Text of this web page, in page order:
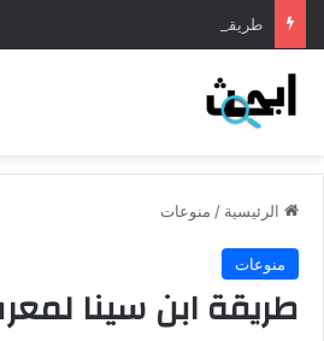
طريقة عمل المنسف الاردني
الرئيسية / منوعات
منوعات
طريقة ابن سينا